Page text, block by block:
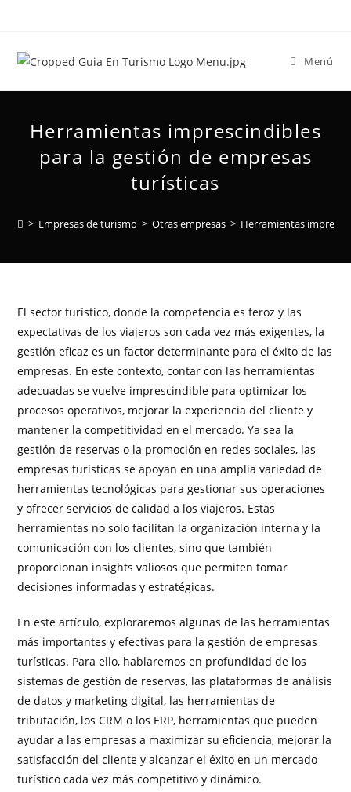
Menú
Herramientas imprescindibles
para la gestión de empresas
turísticas
> Empresas de turismo > Otras empresas > Herramientas
El sector turístico, donde la competencia es feroz y las
expectativas de los viajeros son cada vez más exigentes, la
gestión eficaz es un factor determinante para el éxito de las
empresas. En este contexto, contar con las herramientas
adecuadas se vuelve imprescindible para optimizar los
procesos operativos, mejorar la experiencia del cliente y
mantener la competitividad en el mercado. Ya sea la
gestión de reservas o la promoción en redes sociales, las
empresas turísticas se apoyan en una amplia variedad de
herramientas tecnológicas para gestionar sus operaciones
y ofrecer servicios de calidad a los viajeros. Estas
herramientas no solo facilitan la organización interna y la
comunicación con los clientes, sino que también
proporcionan insights valiosos que permiten tomar
decisiones informadas y estratégicas.
En este artículo, exploraremos algunas de las herramientas
más importantes y efectivas para la gestión de empresas
turísticas. Para ello, hablaremos en profundidad de los
sistemas de gestión de reservas, las plataformas de análisis
de datos y marketing digital, las herramientas de
tributación, los CRM o los ERP, herramientas que pueden
ayudar a las empresas a maximizar su eficiencia, mejorar la
satisfacción del cliente y alcanzar el éxito en un mercado
turístico cada vez más competitivo y dinámico.